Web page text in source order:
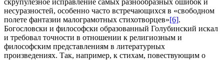
скрупулезное исправление самых разнообразных ошибок и
несуразностей, особенно часто встречающихся в «свободном
полете фантазии малограмотных стихотворцев»[6].
Богословски и философски образованный Голубинский искал
и требовал точности в отношении к религиозным и
философским представлениям в литературных
произведениях. Так, например, к стихам, повествующим о